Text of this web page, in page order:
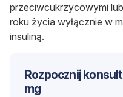
przeciwcukrzycowymi
roku życia wyłącznie w
insuliną.
Rozpocznij
mg